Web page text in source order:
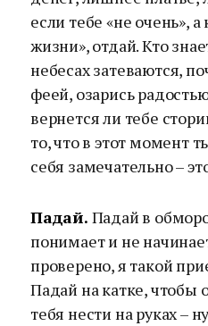
если тебе «не очень»,
жизни», отдай. Кто
небесах затеваются,
феей, озарись
вернется ли тебе
то, что в этот момент
себя замечательно –
Падай. Падай в
понимает и не
проверено, я такой
Падай на катке, чтобы
тебя нести на руках –